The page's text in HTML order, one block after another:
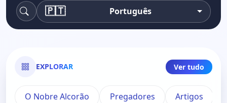
Pesquisa
🇵🇹 Português
EXPLORAR Ver tudo
O Nobre Alcorão Pregadores Artigos